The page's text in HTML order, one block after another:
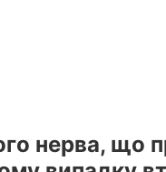
нерва, що